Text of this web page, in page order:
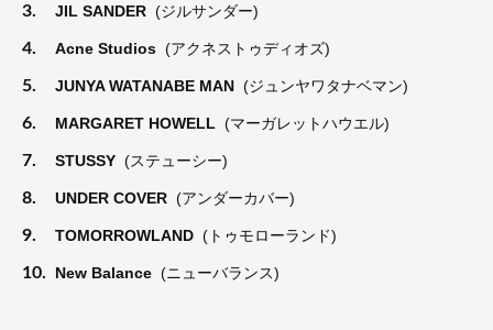
3. JIL SANDER (ジルサンダー)
4. Acne Studios (アクネストゥディオズ)
5. JUNYA WATANABE MAN (ジュンヤワタナベマン)
6. MARGARET HOWELL (マーガレットハウエル)
7. STUSSY (ステューシー)
8. UNDER COVER (アンダーカバー)
9. TOMORROWLAND (トゥモローランド)
10. New Balance (ニューバランス)